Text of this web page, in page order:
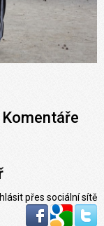
Komentáře
přes sociální sítě